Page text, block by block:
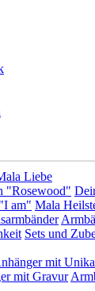
Liebe
"Rosewood"
am" Mala
Sets und
mit
mit Gravur